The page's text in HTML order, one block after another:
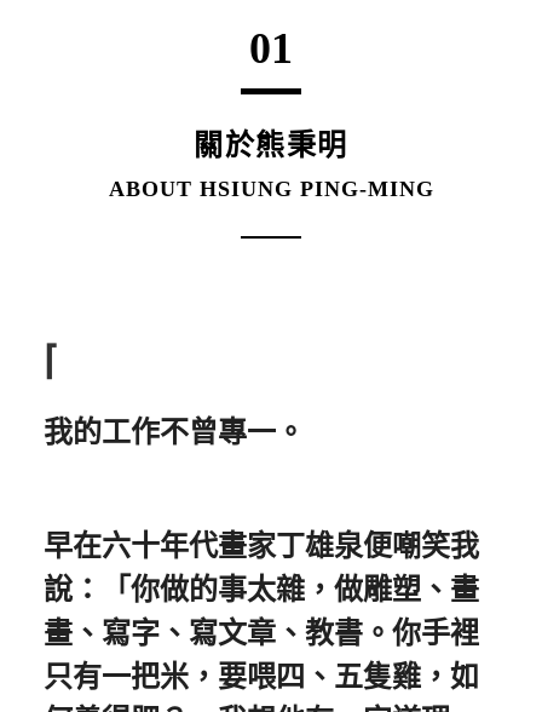
01
關於熊秉明
ABOUT HSIUNG PING-MING
⌈
我的工作不曾專一。
早在六十年代畫家丁雄泉便嘲笑我
說：「你做的事太雜，做雕塑、畫
畫、寫字、寫文章、教書。你手裡
只有一把米，要喂四、五隻雞，如